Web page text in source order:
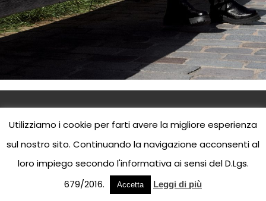
Jean Louis David Parrucchieri © 2023 | P.I.
00295730170
Utilizziamo i cookie per farti avere la migliore esperienza
sul nostro sito. Continuando la navigazione acconsenti al
loro impiego secondo l'informativa ai sensi del D.Lgs.
679/2016.
Accetta Leggi di più